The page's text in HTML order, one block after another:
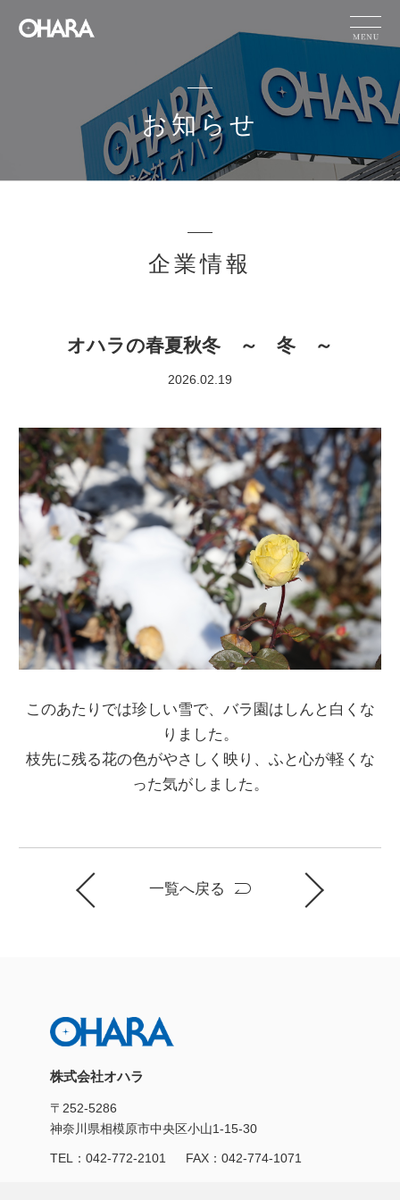
JP EN CN
製品情報
IR情報
サステナビリテ
お知らせ
お問い合わせ
カタログダウンロード
お知らせ
企業情報
オハラの春夏秋冬 ～ 冬 ～
2026.02.19
このあたりでは珍しい雪で、バラ園はしんと白くな
りました。
枝先に残る花の色がやさしく映り、ふと心が軽くな
った気がしました。
一覧へ戻る
株式会社オハラ
〒252-5286
神奈川県相模原市中央区小山1-15-30
TEL： 042-772-2101 FAX：042-774-1071